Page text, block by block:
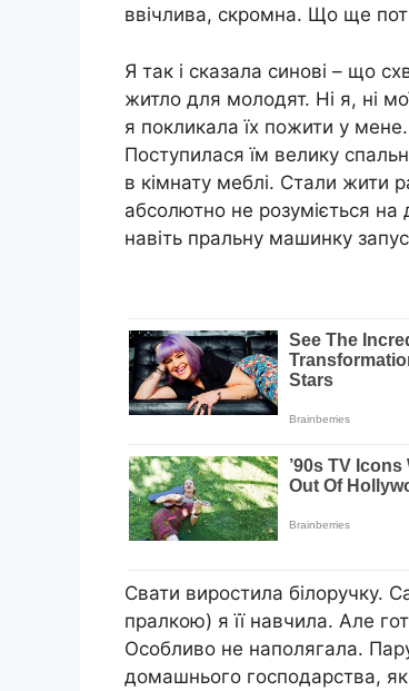
ввічлива, скромна. Що ще
Я так і сказала синові – що
житло для молодят. Ні я, ні
я покликала їх пожити у
Поступилася їм велику
в кімнату меблі. Стали жити
абсолютно не розуміється на
навіть пральну машинку
Свати виростила білоручку.
пралкою) я її навчила. Але
Особливо не наполягала.
домашнього господарства,